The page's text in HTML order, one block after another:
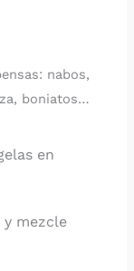
nabos,
boniatos…
en
y mezcle